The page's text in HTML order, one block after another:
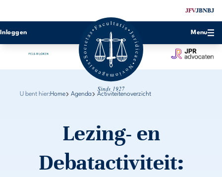
JFVJBNBJ
Inloggen Menu
U bent hier:Home Agenda Activiteitenoverzicht
Lezing- en
Debatactiviteit: